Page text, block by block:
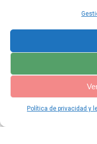
Política de privacidad y
Capítulo